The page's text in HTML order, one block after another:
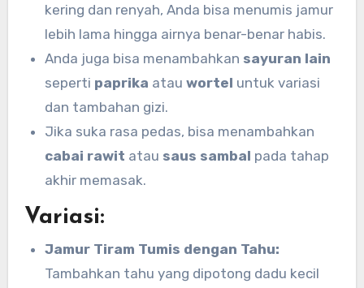
kering dan renyah, Anda bisa menumis jamur
lebih lama hingga airnya benar-benar habis.
Anda juga bisa menambahkan sayuran lain
seperti paprika atauwortel untuk variasi
dan tambahan gizi.
Jika suka rasa pedas, bisa menambahkan
cabai rawit atau saus sambal pada tahap
akhir memasak.
Variasi:
Jamur Tiram Tumis dengan Tahu:
Tambahkan tahu yang dipotong dadu kecil